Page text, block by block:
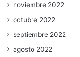
noviembre 2022
octubre 2022
septiembre 2022
agosto 2022